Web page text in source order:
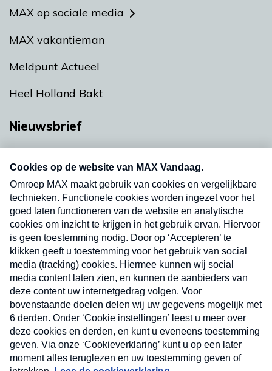
MAX op sociale media
MAX vakantieman
Meldpunt Actueel
Heel Holland Bakt
Nieuwsbrief
nieuwsbrief. Elke vrijdag- en dinsdagochtend in
uw mailbox.
Verzend
Nieuwsbrief
Neem hier een gratis abonnement op onze
nieuwsbrief. Elke vrijdag- en dinsdagochtend in uw